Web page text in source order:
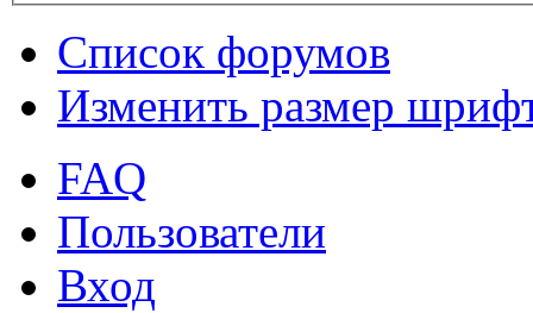
Список форумов
Изменить размер
FAQ
Пользователи
Вход